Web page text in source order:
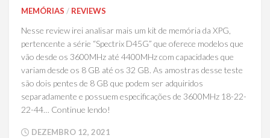
MEMÓRIAS / REVIEWS
Nesse review irei analisar mais um kit de memória da XPG,
pertencente a série “Spectrix D45G” que oferece modelos que
vão desde os 3600MHz até 4400MHz com capacidades que
variam desde os 8 GB até os 32 GB. As amostras desse teste
são dois pentes de 8 GB que podem ser adquiridos
separadamente e possuem especificações de 3600MHz 18-22-
22-44… Continue lendo!
DEZEMBRO 12, 2021